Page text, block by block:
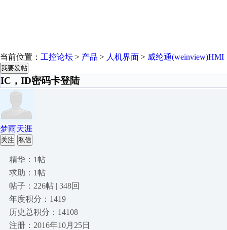
当前位置： 工控论坛 > 产品 > 人机界面 > 威纶通(weinview)HMI
我要发帖
IC，ID密码卡登陆
梦雨天涯
关注 私信
精华：1帖
求助：1帖
帖子：226帖 | 348回
年度积分：1419
历史总积分：14108
注册：2016年10月25日